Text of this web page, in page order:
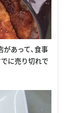
あって、食事
に売り切れで